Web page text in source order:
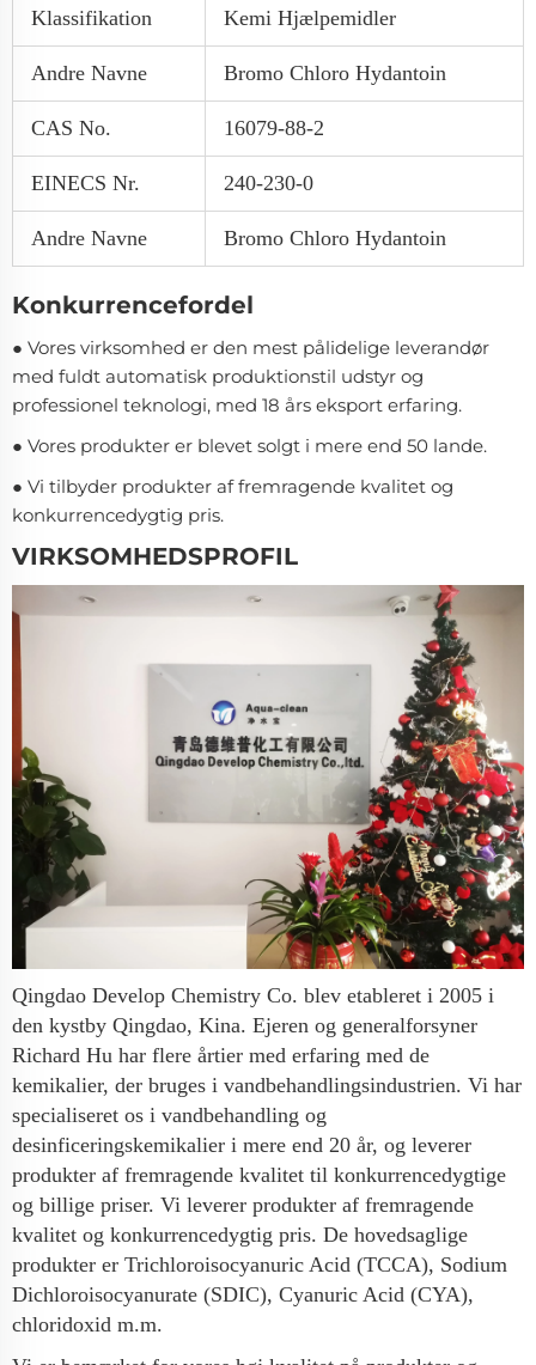
Klassifikation Kemi Hjælpemidler
Andre Navne Bromo Chloro Hydantoin
CAS No. 16079-88-2
EINECS Nr. 240-230-0
Andre Navne Bromo Chloro Hydantoin
Konkurrencefordel
● Vores virksomhed er den mest pålidelige leverandør
med fuldt automatisk produktionstil udstyr og
professionel teknologi, med 18 års eksport erfaring.
● Vores produkter er blevet solgt i mere end 50 lande.
● Vi tilbyder produkter af fremragende kvalitet og
konkurrencedygtig pris.
VIRKSOMHEDSPROFIL
Qingdao Develop Chemistry Co. blev etableret i 2005 i
den kystby Qingdao, Kina. Ejeren og generalforsyner
Richard Hu har flere årtier med erfaring med de
kemikalier, der bruges i vandbehandlingsindustrien. Vi har
specialiseret os i vandbehandling og
desinficeringskemikalier i mere end 20 år, og leverer
produkter af fremragende kvalitet til konkurrencedygtige
og billige priser. Vi leverer produkter af fremragende
kvalitet og konkurrencedygtig pris. De hovedsaglige
produkter er Trichloroisocyanuric Acid (TCCA), Sodium
Dichloroisocyanurate (SDIC), Cyanuric Acid (CYA),
chloridoxid m.m.